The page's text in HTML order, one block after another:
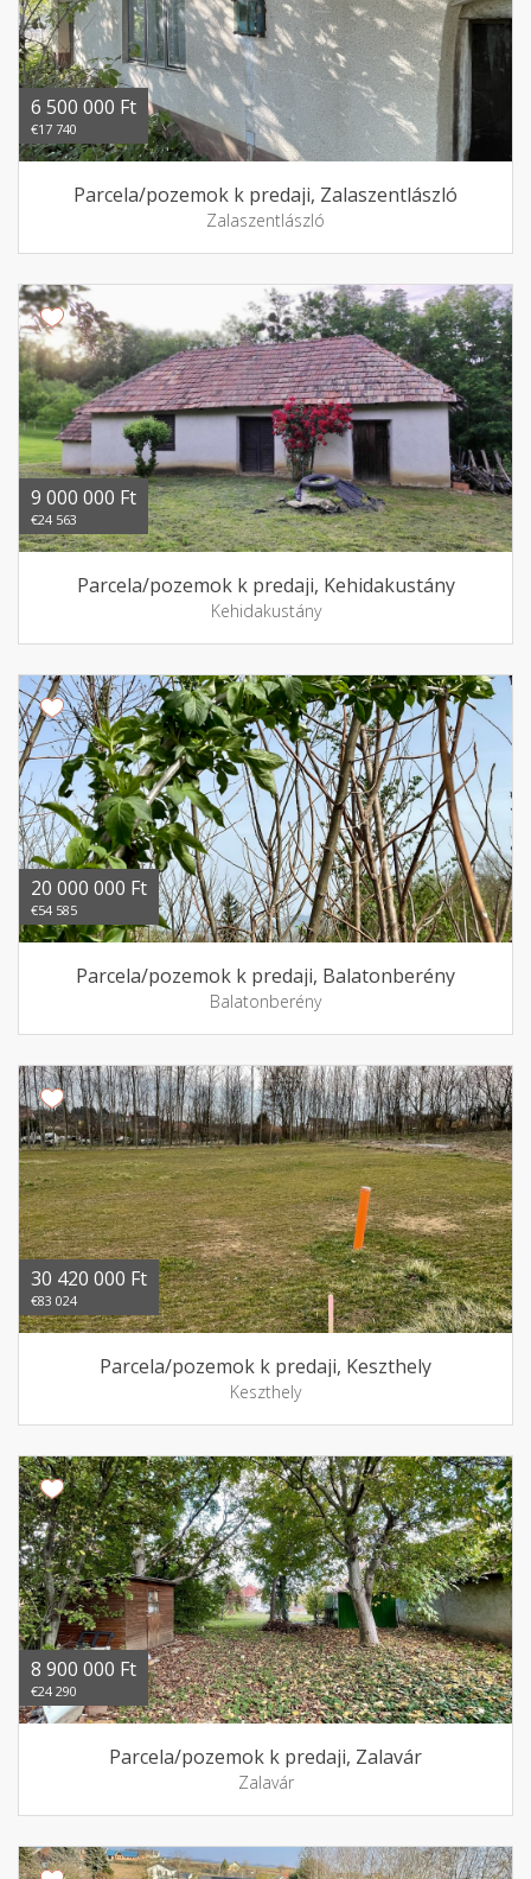
6 500 000 Ft
€17 740
Parcela/pozemok k predaji, Zalaszentlászló
Zalaszentlászló
9 000 000 Ft
€24 563
Parcela/pozemok k predaji, Kehidakustány
Kehidakustány
20 000 000 Ft
€54 585
Parcela/pozemok k predaji, Balatonberény
Balatonberény
30 420 000 Ft
€83 024
Parcela/pozemok k predaji, Keszthely
Keszthely
8 900 000 Ft
€24 290
Parcela/pozemok k predaji, Zalavár
Zalavár